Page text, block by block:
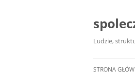
Ludzie,
STRONA